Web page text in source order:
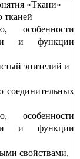
«Ткани»
тканей
особенности
и функции
эпителий и
соединительных
особенности
и функции
свойствами,